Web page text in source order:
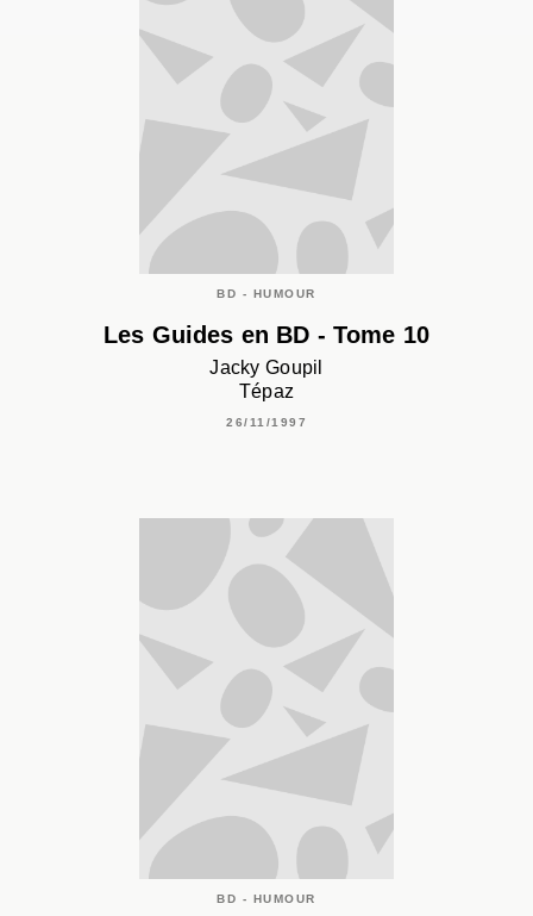
BD - HUMOUR
Les Guides en BD - Tome 10
Jacky Goupil
Tépaz
26/11/1997
BD - HUMOUR